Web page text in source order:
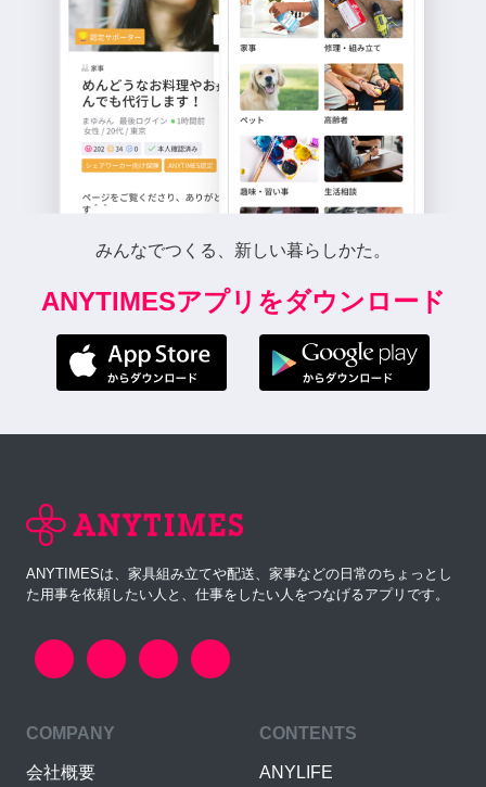
みんなでつくる、新しい暮らしかた。
ANYTIMESアプリをダウンロード
ANYTIMESは、家具組み立てや配送、家事などの日常のちょっとし
た用事を依頼したい人と、仕事をしたい人をつなげるアプリです。
COMPANY
会社概要
CONTENTS
ANYLIFE